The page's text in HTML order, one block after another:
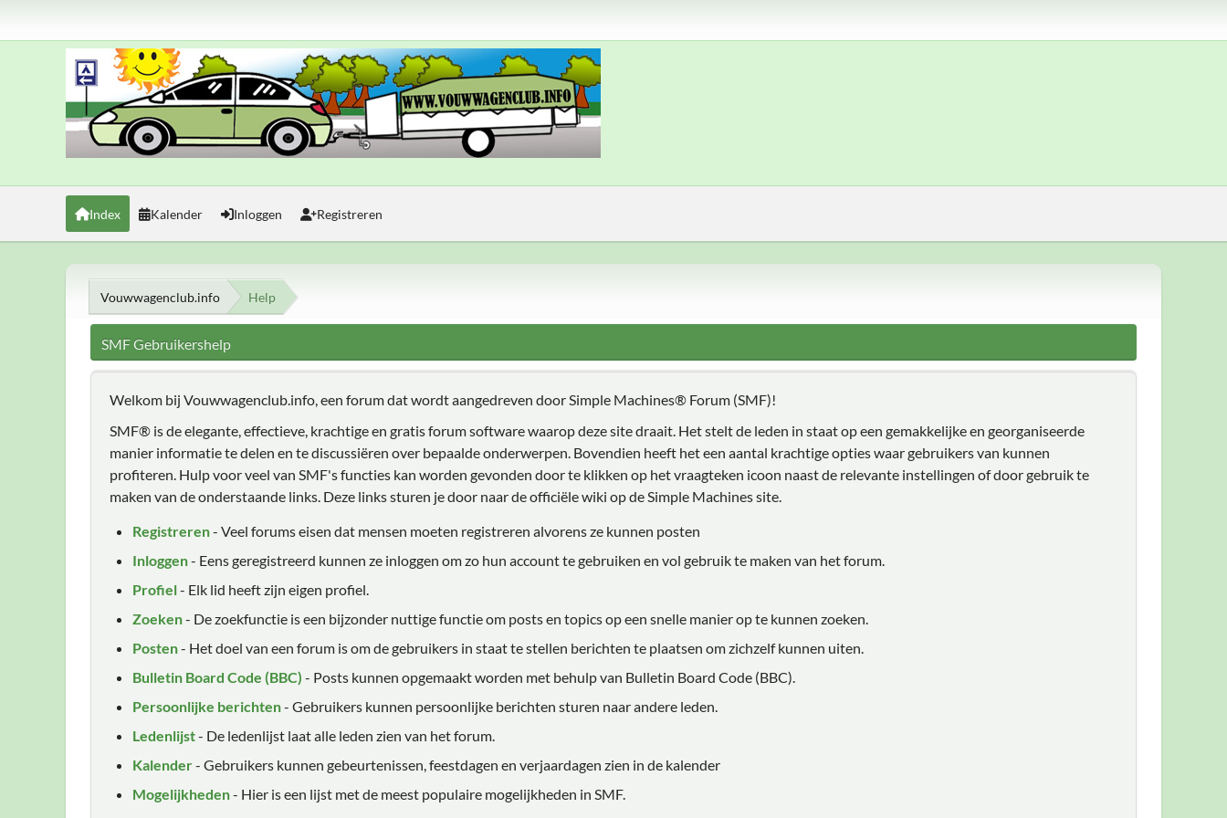
Index Kalender Inloggen Registreren
Vouwwagenclub.info Help
SMF Gebruikershelp
Welkom bij Vouwwagenclub.info, een forum dat wordt aangedreven door Simple Machines® Forum (SMF)!
SMF® is de elegante, effectieve, krachtige en gratis forum software waarop deze site draait. Het stelt de leden in staat op een gemakkelijke en georganiseerde
manier informatie te delen en te discussiëren over bepaalde onderwerpen. Bovendien heeft het een aantal krachtige opties waar gebruikers van kunnen
profiteren. Hulp voor veel van SMF's functies kan worden gevonden door te klikken op het vraagteken icoon naast de relevante instellingen of door gebruik te
maken van de onderstaande links. Deze links sturen je door naar de officiële wiki op de Simple Machines site.
Registreren- Veel forums eisen dat mensen moeten registreren alvorens ze kunnen posten
Inloggen- Eens geregistreerd kunnen ze inloggen om zo hun account te gebruiken en vol gebruik te maken van het forum.
Profiel- Elk lid heeft zijn eigen profiel.
Zoeken- De zoekfunctie is een bijzonder nuttige functie om posts en topics op een snelle manier op te kunnen zoeken.
Posten- Het doel van een forum is om de gebruikers in staat te stellen berichten te plaatsen om zichzelf kunnen uiten.
Bulletin Board Code (BBC) - Posts kunnen opgemaakt worden met behulp van Bulletin Board Code (BBC).
Persoonlijke berichten- Gebruikers kunnen persoonlijke berichten sturen naar andere leden.
Ledenlijst- De ledenlijst laat alle leden zien van het forum.
Kalender- Gebruikers kunnen gebeurtenissen, feestdagen en verjaardagen zien in de kalender
Mogelijkheden- Hier is een lijst met de meest populaire mogelijkheden in SMF.